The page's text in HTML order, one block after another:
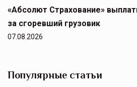
«Абсолют Страхование»
за сгоревший грузовик
07.08.2026
Популярные статьи